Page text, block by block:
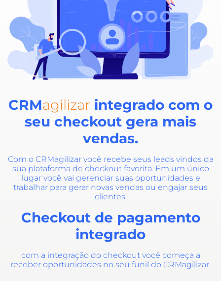
CRMagilizar integrado com o
seu checkout gera mais
vendas.
Com o CRMagilizar você recebe seus leads vindos da
sua plataforma de checkout favorita. Em um único
lugar você vai gerenciar suas oportunidades e
trabalhar para gerar novas vendas ou engajar seus
clientes.
Checkout de pagamento
integrado
com a integração do checkout você começa a
receber oportunidades no seu funil do CRMagilizar.